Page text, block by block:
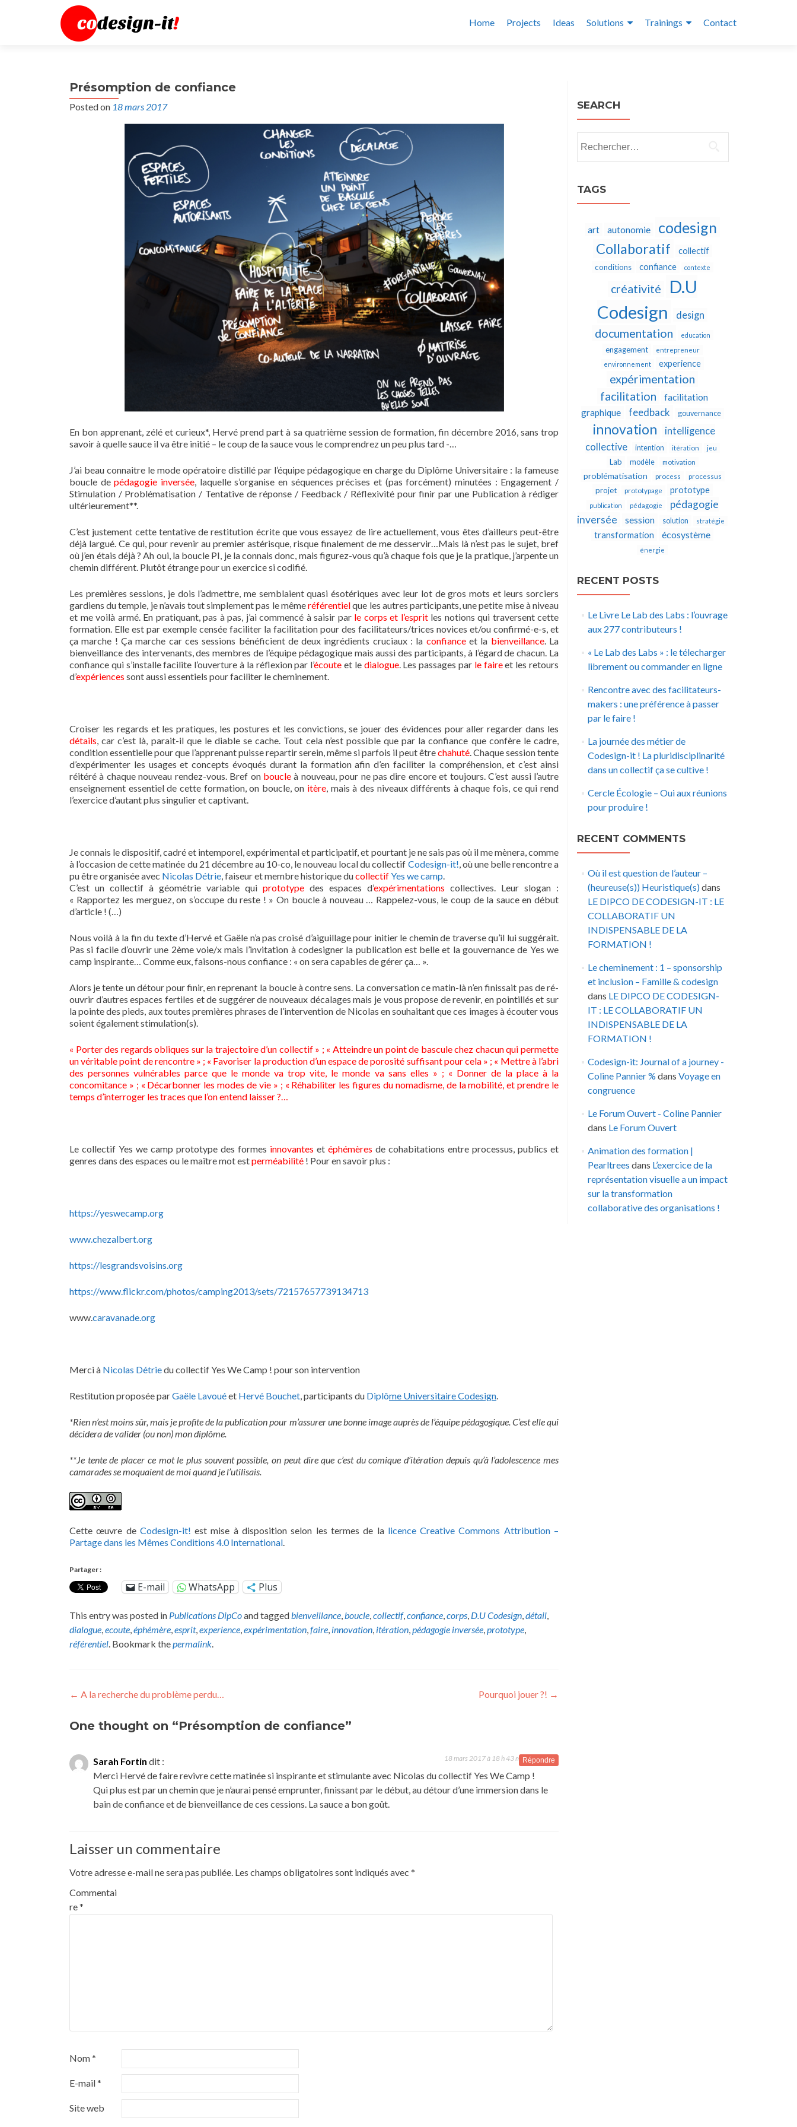
Home Projects Ideas Solutions Trainings Contact
Présomption de confiance
Posted on 18 mars 2017
En bon apprenant, zélé et curieux*, Hervé prend part à sa quatrième session de formation, fin décembre 2016, sans trop
savoir à quelle sauce il va être initié – le coup de la sauce vous le comprendrez un peu plus tard -…
J’ai beau connaitre le mode opératoire distillé par l’équipe pédagogique en charge du Diplôme Universitaire : la fameuse
boucle depédagogie inversée, laquelle s’organise en séquences précises et (pas forcément) minutées : Engagement /
Stimulation / Problématisation / Tentative de réponse / Feedback / Réflexivité pour finir par une Publication à rédiger
ultérieurement**.
C’est justement cette tentative de restitution écrite que vous essayez de lire actuellement, vous êtes d’ailleurs peut-être
déjà largué. Ce qui, pour revenir au premier astérisque, risque finalement de me desservir…Mais là n’est pas le sujet, bref
où j’en étais déjà ? Ah oui, la boucle PI, je la connais donc, mais figurez-vous qu’à chaque fois que je la pratique, j’arpente un
chemin différent. Plutôt étrange pour un exercice si codifié.
Les premières sessions, je dois l’admettre, me semblaient quasi ésotériques avec leur lot de gros mots et leurs sorciers
gardiens du temple, je n’avais tout simplement pas le mêmeréférentielque les autres participants, une petite mise à niveau
et me voilà armé. En pratiquant, pas à pas, j’ai commencé à saisir par le corps et l’espritles notions qui traversent cette
formation. Elle est par exemple censée faciliter la facilitation pour des facilitateurs/trices novices et/ou confirmé-e-s, et
ça marche ! Ça marche car ces sessions bénéficient de deux ingrédients cruciaux : la confianceet la bienveillance. La
bienveillance des intervenants, des membres de l’équipe pédagogique mais aussi des participants, à l’égard de chacun. La
confiance qui s’installe facilite l’ouverture à la réflexion par l’écoute et le dialogue. Les passages par le faireet les retours
d’expériences sont aussi essentiels pour faciliter le cheminement.
Croiser les regards et les pratiques, les postures et les convictions, se jouer des évidences pour aller regarder dans les
détails, car c’est là, parait-il que le diable se cache. Tout cela n’est possible que par la confiance que confère le cadre,
condition essentielle pour que l’apprenant puisse repartir serein, même si parfois il peut êtrechahuté. Chaque session tente
d’expérimenter les usages et concepts évoqués durant la formation afin d’en faciliter la compréhension, et c’est ainsi
réitéré à chaque nouveau rendez-vous. Bref on boucleà nouveau, pour ne pas dire encore et toujours. C’est aussi l’autre
enseignement essentiel de cette formation, on boucle, on itère, mais à des niveaux différents à chaque fois, ce qui rend
l’exercice d’autant plus singulier et captivant.
Je connais le dispositif, cadré et intemporel, expérimental et participatif, et pourtant je ne sais pas où il me mènera, comme
à l’occasion de cette matinée du 21 décembre au 10-co, le nouveau local du collectif Codesign-it!, où une belle rencontre a
pu être organisée avec Nicolas Détrie, faiseur et membre historique ducollectifYes we camp.
C’est un collectif à géométrie variable qui prototype des espaces d’expérimentations collectives. Leur slogan :
« Rapportez les merguez, on s’occupe du reste ! » On boucle à nouveau … Rappelez-vous, le coup de la sauce en début
d’article ! (…)
Nous voilà à la fin du texte d’Hervé et Gaële n’a pas croisé d’aiguillage pour initier le chemin de traverse qu’il lui suggérait.
Pas si facile d’ouvrir une 2ème voie/x mais l’invitation à codesigner la publication est belle et la gouvernance de Yes we
camp inspirante… Comme eux, faisons-nous confiance : « on sera capables de gérer ça… ».
Alors je tente un détour pour finir, en reprenant la boucle à contre sens. La conversation ce matin-là n’en finissait pas de ré-
ouvrir d’autres espaces fertiles et de suggérer de nouveaux décalages mais je vous propose de revenir, en pointillés et sur
la pointe des pieds, aux toutes premières phrases de l’intervention de Nicolas en souhaitant que ces images à écouter vous
soient également stimulation(s).
« Porter des regards obliques sur la trajectoire d’un collectif » ; « Atteindre un point de bascule chez chacun qui permette
un véritable point de rencontre » ; « Favoriser la production d’un espace de porosité suffisant pour cela » ; « Mettre à l’abri
des personnes vulnérables parce que le monde va trop vite, le monde va sans elles » ; « Donner de la place à la
concomitance » ; « Décarbonner les modes de vie » ; « Réhabiliter les figures du nomadisme, de la mobilité, et prendre le
temps d’interroger les traces que l’on entend laisser ?…
Le collectif Yes we camp prototype des formes innovantes et éphémères de cohabitations entre processus, publics et
genres dans des espaces ou le maître mot estperméabilité ! Pour en savoir plus :
https://yeswecamp.org
www.chezalbert.org
https://lesgrandsvoisins.org
https://www.flickr.com/photos/camping2013/sets/72157657739134713
www.caravanade.org
Merci à Nicolas Détriedu collectif Yes We Camp ! pour son intervention
Restitution proposée parGaële Lavouéet Hervé Bouchet, participants du Diplôme Universitaire Codesign.
*Rien n’est moins sûr, mais je profite de la publication pour m’assurer une bonne image auprès de l’équipe pédagogique. C’est elle qui
décidera de valider (ou non) mon diplôme.
**Je tente de placer ce mot le plus souvent possible, on peut dire que c’est du comique d’itération depuis qu’à l’adolescence mes
camarades se moquaient de moi quand je l’utilisais.
Cette œuvre de Codesign-it! est mise à disposition selon les termes de la licence Creative Commons Attribution –
Partage dans les Mêmes Conditions 4.0 International.
Partager :
E-mail WhatsApp Plus
This entry was posted in Publications DipCoand taggedbienveillance,boucle,collectif,confiance,corps, D.U Codesign,détail,
dialogue,ecoute,éphémère,esprit,experience,expérimentation,faire, innovation, itération,pédagogie inversée,prototype,
référentiel. Bookmark thepermalink.
Post
navigation
← A la recherche du problème perdu… Pourquoi jouer ?! →
One thought on “Présomption de confiance”
Sarah Fortin dit : 18 mars 2017 à 18 h 43 min
Merci Hervé de faire revivre cette matinée si inspirante et stimulante avec Nicolas du collectif Yes We Camp !
Qui plus est par un chemin que je n’aurai pensé emprunter, finissant par le début, au détour d’une immersion dans le
bain de confiance et de bienveillance de ces cessions. La sauce a bon goût.
Répondre
Laisser un commentaire
Votre adresse e-mail ne sera pas publiée. Les champs obligatoires sont indiqués avec *
Commentai
re*
Nom*
E-mail*
Site web
SEARCH
TAGS
art autonomie codesign
Collaboratif collectif
conditions confiance contexte
créativité
D.U
Codesign
design
documentation education
engagement
entrepreneur
environnement
experience
expérimentation
facilitation
facilitation
graphique
feedback gouvernance
innovation
intelligence
collective
intention itération jeu
Lab modèle motivation
problématisation process processus
projet prototypage prototype
publication pédagogie
pédagogie
inversée
session solution stratégie
transformation écosystème
énergie
RECENT POSTS
Le Livre Le Lab des Labs : l’ouvrage
aux 277 contributeurs !
« Le Lab des Labs » : le télecharger
librement ou commander en ligne
Rencontre avec des facilitateurs-
makers : une préférence à passer
par le faire !
La journée des métier de
Codesign-it ! La pluridisciplinarité
dans un collectif ça se cultive !
Cercle Écologie – Oui aux réunions
pour produire !
RECENT COMMENTS
Où il est question de l’auteur –
(heureuse(s)) Heuristique(s)dans
LE DIPCO DE CODESIGN-IT : LE
COLLABORATIF UN
INDISPENSABLE DE LA
FORMATION !
Le cheminement : 1 – sponsorship
et inclusion – Famille & codesign
dans LE DIPCO DE CODESIGN-
IT : LE COLLABORATIF UN
INDISPENSABLE DE LA
FORMATION !
Codesign-it: Journal of a journey -
Coline Pannier % dans Voyage en
congruence
Le Forum Ouvert - Coline Pannier
dans Le Forum Ouvert
Animation des formation |
Pearltrees dans L’exercice de la
représentation visuelle a un impact
sur la transformation
collaborative des organisations !